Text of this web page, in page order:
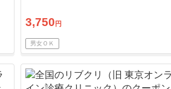
3,750 円
男女ＯＫ